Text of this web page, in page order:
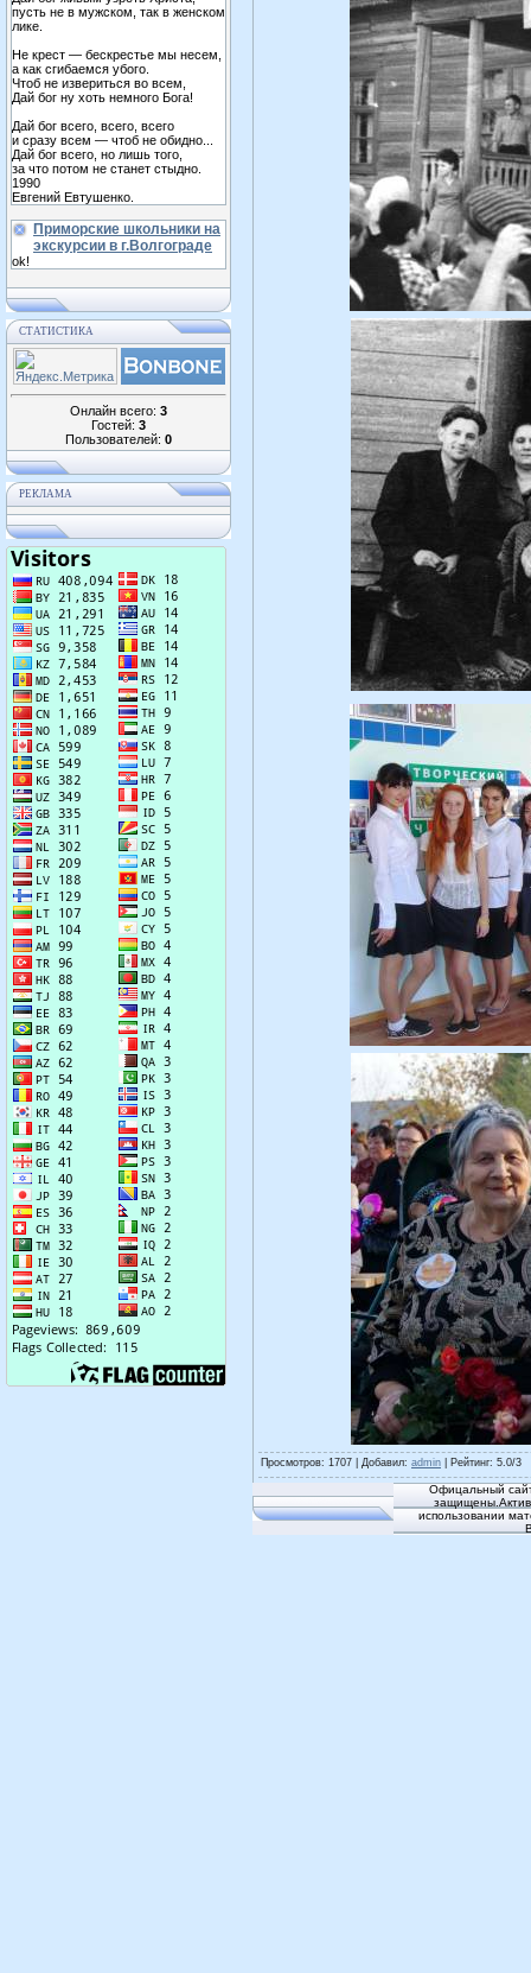
пусть не в мужском, так в женском
лике.
Не крест — бескрестье мы несем,
а как сгибаемся убого.
Чтоб не извериться во всем,
Дай бог ну хоть немного Бога!
Дай бог всего, всего, всего
и сразу всем — чтоб не обидно...
Дай бог всего, но лишь того,
за что потом не станет стыдно.
1990
Евгений Евтушенко.
Приморские школьники на
экскурсии в г.Волгограде
ok!
СТАТИСТИКА
Онлайн всего: 3
Гостей: 3
Пользователей: 0
РЕКЛАМА
Просмотров: 1707 | Добавил: admin Рейтинг: 5.0/3
Офицальный
использовании